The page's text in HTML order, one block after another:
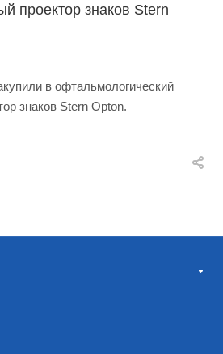
проектор знаков Stern
в офтальмологический
знаков Stern Opton.